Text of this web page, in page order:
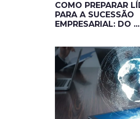
COMO PREPARAR
PARA A SUCESSÃO
EMPRESARIAL: DO ...